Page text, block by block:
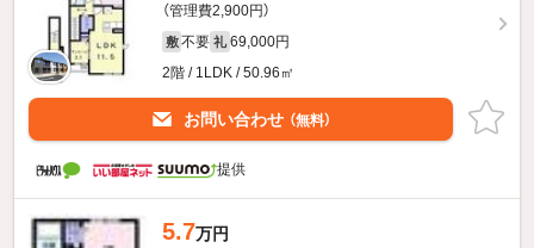
（管理費2,900円）
敷 不要 礼 69,000円
2階 / 1LDK / 50.96㎡
お問い合わせ （無料）
提供
5.7万円